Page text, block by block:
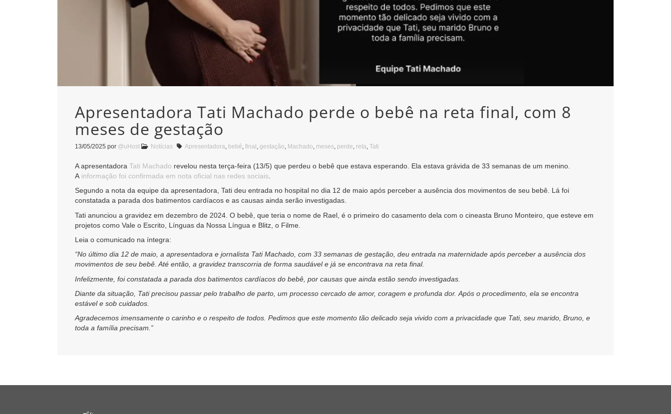
Apresentadora Tati Machado perde o bebê na reta final, com 8
meses de gestação
13/05/2025 por @uHost Notícias Apresentadora bebê final gestação Machado meses perde reta Tati
A apresentadora Tati Machado revelou nesta terça-feira (13/5) que perdeu o bebê que estava esperando. Ela estava grávida de 33 semanas de um menino.
A informação foi confirmada em nota oficial nas redes sociais
Segundo a nota da equipe da apresentadora, Tati deu entrada no hospital no dia 12 de maio após perceber a ausência dos movimentos de seu bebê. Lá foi
constatada a parada dos batimentos cardíacos e as causas ainda serão investigadas.
Tati anunciou a gravidez em dezembro de 2024. O bebê, que teria o nome de Rael, é o primeiro do casamento dela com o cineasta Bruno Monteiro, que esteve em
projetos como Vale o Escrito, Línguas da Nossa Língua e Blitz, o Filme.
Leia o comunicado na íntegra:
“No último dia 12 de maio, a apresentadora e jornalista Tati Machado, com 33 semanas de gestação, deu entrada na maternidade após perceber a ausência dos
movimentos de seu bebê. Até então, a gravidez transcorria de forma saudável e já se encontrava na reta final.
Infelizmente, foi constatada a parada dos batimentos cardíacos do bebê, por causas que ainda estão sendo investigadas.
Diante da situação, Tati precisou passar pelo trabalho de parto, um processo cercado de amor, coragem e profunda dor. Após o procedimento, ela se encontra
estável e sob cuidados.
Agradecemos imensamente o carinho e o respeito de todos. Pedimos que este momento tão delicado seja vivido com a privacidade que Tati, seu marido, Bruno, e
toda a família precisam.”